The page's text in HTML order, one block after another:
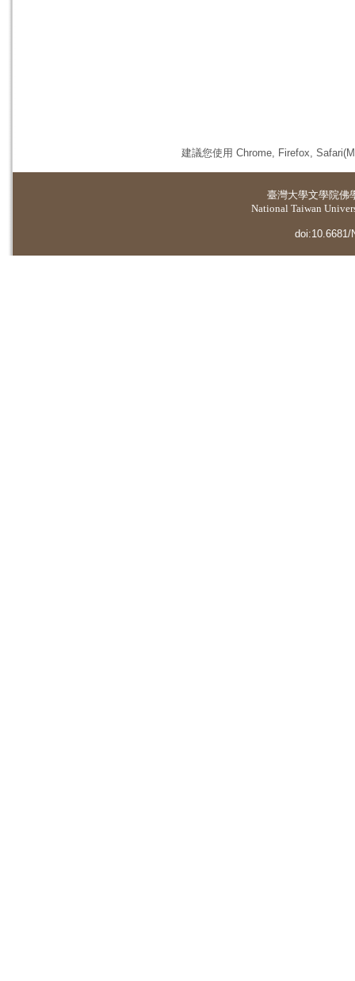
建議您使用 Chrome, Firefox,
臺灣大學文學院佛
National Taiwan
doi:10.6681/